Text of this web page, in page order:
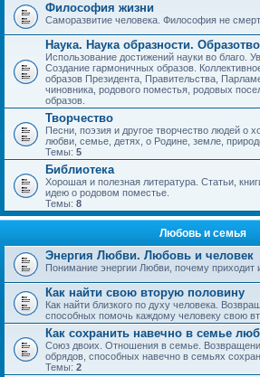
Философия жизни
Саморазвитие человека. Философия не
Наука. Наука образности.
Использование достижений науки во благо.
Создание гармоничных образов.
образов Президента, Правительства,
чиновника, родового поместья, родовых
образов.
Творчество
Песни, поэзия и другое творчество людей о
любви, семье, детях, о Родине, земле,
Темы: 5
Библиотека
Хорошая и полезная литература. Статьи,
идею о родовом поместье.
Темы: 8
Любовь и семья
Энергия Любви. Любовь и человек
Понимание энергии Любви, почему приходит
Как найти свою вторую половину
Как найти близкого по духу человека.
способных помочь каждому человеку свою
Как сохранить навечно в семье
Союз двоих. Отношения в семье.
обрядов, способных навечно в семьях
Темы: 2